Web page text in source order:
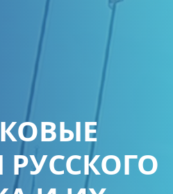
РУССКОГО